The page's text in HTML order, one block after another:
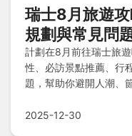
瑞士8月旅遊
規劃與常見問
計劃在8月前往瑞士旅
性、必訪景點推薦、行
題，幫助你避開人潮、
2025-12-30